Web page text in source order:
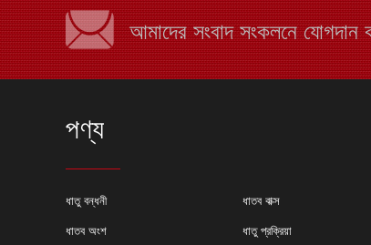
আমাদের সংবাদ সংকলনে
পণ্য
ধাতু বন্ধনী ধাতব বাক্স
ধাতব অংশ ধাতু প্রক্রিয়া